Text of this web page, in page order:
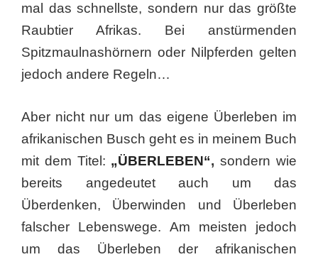
mal das schnellste, sondern nur das größte
Raubtier Afrikas. Bei anstürmenden
Spitzmaulnashörnern oder Nilpferden gelten
jedoch andere Regeln…
Aber nicht nur um das eigene Überleben im
afrikanischen Busch geht es in meinem Buch
mit dem Titel: „ÜBERLEBEN“, sondern wie
bereits angedeutet auch um das
Überdenken, Überwinden und Überleben
falscher Lebenswege. Am meisten jedoch
um das Überleben der afrikanischen